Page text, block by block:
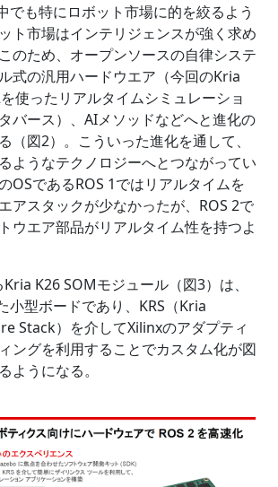
でも特にロボット市場に的を絞るよう
ト市場はインテリジェンスが強く求め
のため、オープンソースの自律システ
式の汎用ハードウエア（今回のKria
使ったリアルタイムシミュレーショ
バース）、AIメソッドなどへと進化の
（図2）。こういった進化を通して、
ようなテクノロジーへとつながってい
OSであるROS 1ではリアルタイムを
アスタックが少なかったが、ROS 2で
ウエア部品がリアルタイム性を持つよ
K26 SOMモジュール（図3）は、
小型ボードであり、KRS（Kria
Stack）を介してXilinxのアダプティ
ングを利用することでカスタム化が図
ようになる。